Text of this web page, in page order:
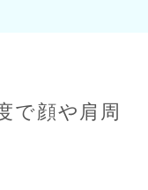
で顔や肩周